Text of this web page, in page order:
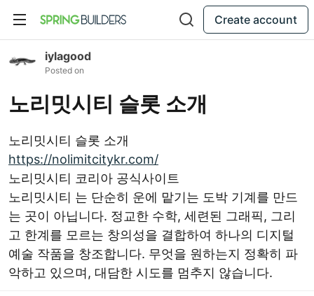
Create account
iylagood
Posted on
노리밋시티 슬롯 소개
노리밋시티 슬롯 소개
https://nolimitcitykr.com/
노리밋시티 코리아 공식사이트
노리밋시티 는 단순히 운에 맡기는 도박 기계를 만드
는 곳이 아닙니다. 정교한 수학, 세련된 그래픽, 그리
고 한계를 모르는 창의성을 결합하여 하나의 디지털
예술 작품을 창조합니다. 무엇을 원하는지 정확히 파
악하고 있으며, 대담한 시도를 멈추지 않습니다.